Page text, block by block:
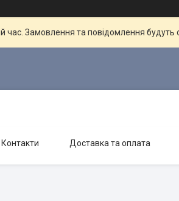
час. Замовлення та повідомлення
Контакти Доставка та оплата